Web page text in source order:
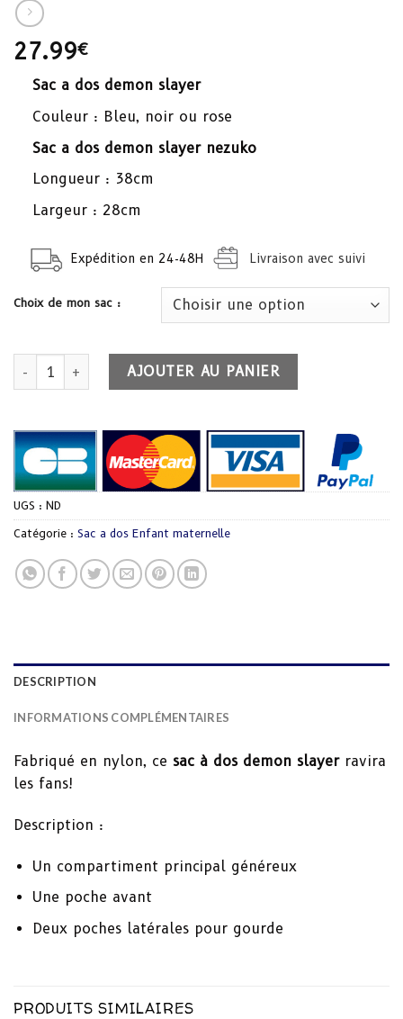
27.99€
Sac a dos demon slayer
Couleur : Bleu, noir ou rose
Sac a dos demon slayer nezuko
Longueur : 38cm
Largeur : 28cm
Expédition en 24-48H Livraison avec suivi
Choix de mon sac :
quantité de Sac a dos demon slayer
AJOUTER AU PANIER
UGS : ND
Catégorie : Sac a dos Enfant maternelle
DESCRIPTION
INFORMATIONS COMPLÉMENTAIRES
Fabriqué en nylon, ce sac à dos demon slayer ravira
les fans!
Description :
Un compartiment principal généreux
Une poche avant
Deux poches latérales pour gourde
PRODUITS SIMILAIRES